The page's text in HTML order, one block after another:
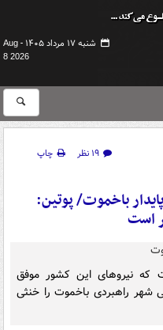
شنبه ۱۷ مرداد ۱۴۰۵ -
Aug
8 2026
۱۹ نظر
چاپ
باخموت/ پوتین:
است
که نیروهای این کشور موفق
شهر راهبردی باخموت را خنثی